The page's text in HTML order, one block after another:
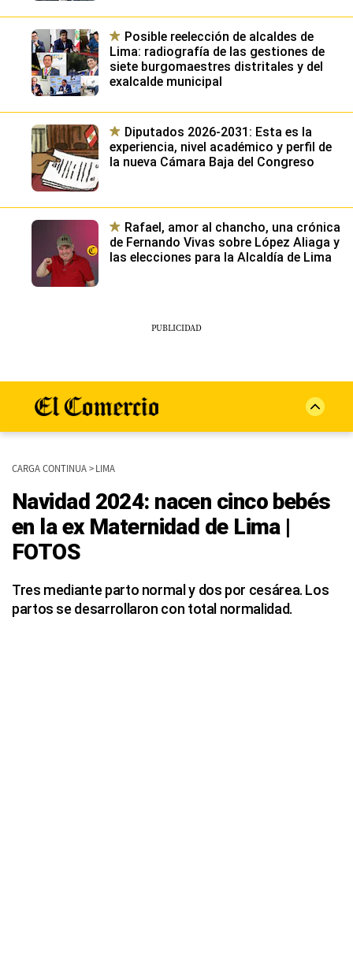
Posible reelección de alcaldes de
Lima: radiografía de las gestiones de
siete burgomaestres distritales y del
exalcalde municipal
Diputados 2026-2031: Esta es la
experiencia, nivel académico y perfil de
la nueva Cámara Baja del Congreso
Rafael, amor al chancho, una crónica
de Fernando Vivas sobre López Aliaga y
las elecciones para la Alcaldía de Lima